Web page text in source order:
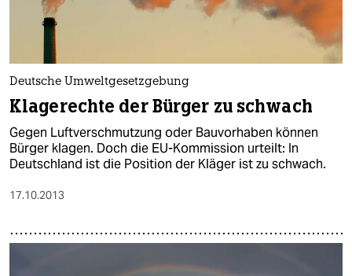
Deutsche Umweltgesetzgebung
Klagerechte der Bürger zu schwach
Gegen Luftverschmutzung oder Bauvorhaben können
Bürger klagen. Doch die EU-Kommission urteilt: In
Deutschland ist die Position der Kläger ist zu schwach.
17.10.2013